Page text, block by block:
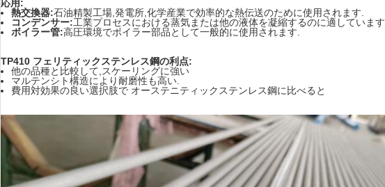
応用:
熱交換器:石油精製工場,発電所,化学産業で効率的な熱伝送のために使用されます.
コンデンサー:工業プロセスにおける蒸気または他の液体を凝縮するのに適しています.
ボイラー管:高圧環境でボイラー部品として一般的に使用されます.
TP410 フェリティックステンレス鋼の利点:
他の品種と比較して,スケーリングに強い
マルテンシト構造により耐磨性も高い.
費用対効果の良い選択肢で オーステニティックステンレス鋼に比べると